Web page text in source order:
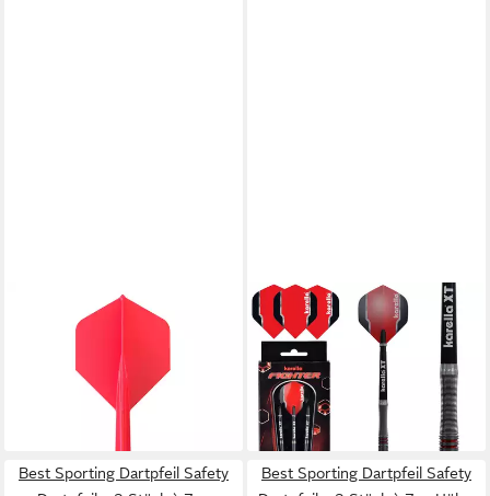
Dartpfeil Unicorn FORGE, All
in One Shaft, Medium, Rot
lieferbar - in 3-4 Werktagen bei dir
KARELLA
Dartpfeil Steeldart Fighter
22g - Hochwertiger Tungsten
Dart.
ab 48,95 €
lieferbar - in 2-3 Werktagen bei dir
Best Sporting Dartpfeil Safety
Best Sporting Dartpfeil Safety